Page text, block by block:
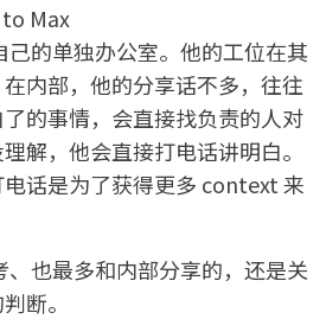
Max
己的单独办公室。他的工位在其
内部，他的分享话不多，往往
的事情，会直接找负责的人对
解，他会直接打电话讲明白。
话是为了获得更多 context 来
、也最多和内部分享的，还是关
断。